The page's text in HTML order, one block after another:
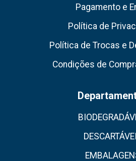
Pagamento e
Política de
Política de Trocas e
Condições de